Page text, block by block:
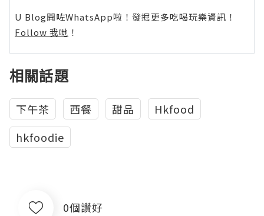
U Blog開咗WhatsApp啦！發掘更多吃喝玩樂資訊！
Follow 我哋 ！
相關話題
下午茶 西餐 甜品
Hkfood
hkfoodie
0個讚好